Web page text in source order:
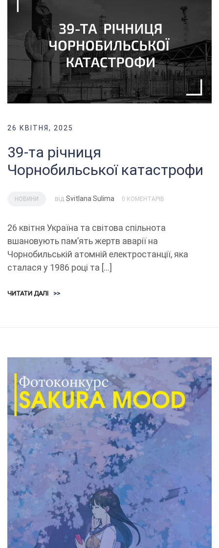
26 КВІТНЯ, 2025
39-та річниця
Чорнобильської катастрофи
НОВИНИ від Svitlana Sulima 0 КОМЕНТАРІВ
26 квітня Україна та світова спільнота
вшановують пам’ять жертв аварії на
Чорнобильській атомній електростанції, яка
сталася у 1986 році та […]
ЧИТАТИ ДАЛІ >>